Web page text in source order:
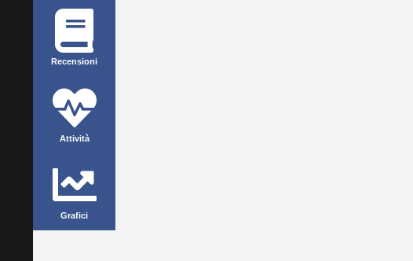
Recensioni
Attività
Grafici